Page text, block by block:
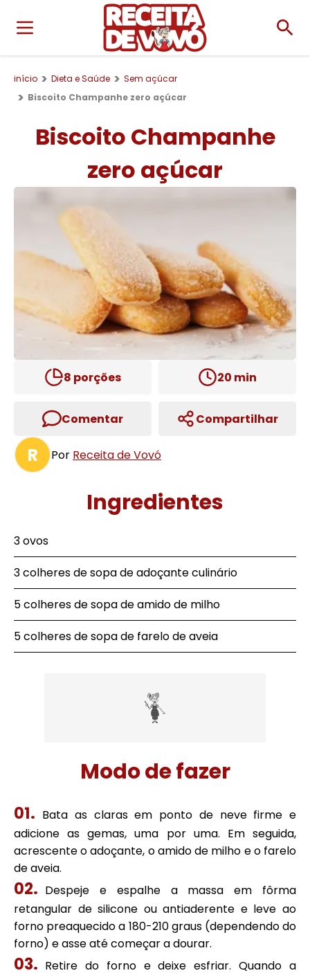
início Dieta e Saúde
Sem açúcar
Biscoito Champanhe zero açúcar
Biscoito Champanhe
zero açúcar
8 porções 20 min
Comentar Compartilhar
R Por Receita de Vovó
Ingredientes
3 ovos
3 colheres de sopa de adoçante culinário
5 colheres de sopa de amido de milho
5 colheres de sopa de farelo de aveia
Modo de fazer
Bata as claras em ponto de neve firme e
adicione as gemas, uma por uma. Em seguida,
acrescente o adoçante, o amido de milho e o farelo
de aveia.
Despeje e espalhe a massa em fôrma
retangular de silicone ou antiaderente e leve ao
forno preaquecido a 180-210 graus (dependendo do
forno) e asse até começar a dourar.
Retire do forno e deixe esfriar. Quando a